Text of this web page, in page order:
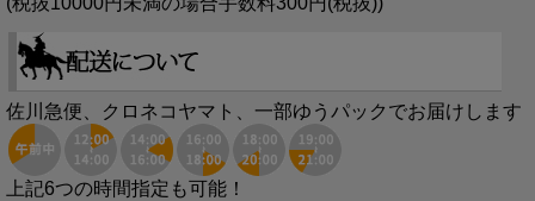
佐川急便、クロネコヤマト、一部ゆうパックでお届けします
上記6つの時間指定も可能！